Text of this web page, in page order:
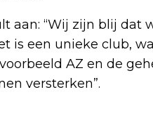
aan: “Wij zijn blij dat
is een unieke club,
AZ en de
versterken”.